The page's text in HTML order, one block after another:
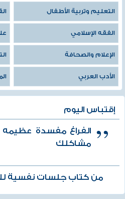
التعليم وتربية الأطفال
الفقه الإسلامي
الإعلام والصحافة
الأدب العربي
إقتباس اليوم
الفراغ مفسدة عظيمه
مشاكلك
من كتاب جلسات نفسية